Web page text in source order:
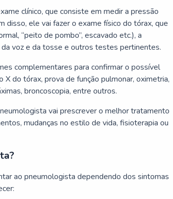
clínico, que consiste em medir a pressão
disso, ele vai fazer o exame físico do tórax, que
“peito de pombo”, escavado etc.), a
voz e da tosse e outros testes pertinentes.
complementares para confirmar o possível
X do tórax, prova de função pulmonar, oximetria,
broncoscopia, entre outros.
vai prescrever o melhor tratamento
mudanças no estilo de vida, fisioterapia ou
ao pneumologista dependendo dos sintomas